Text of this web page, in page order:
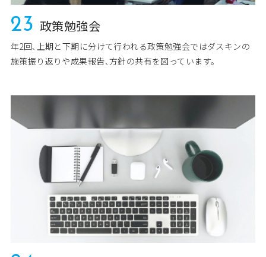
23 政策勉強会
年2回､上期と下期に分けて行われる政策勉強会ではダスキンの
施策振り返りや成果報告､方針の共有を図っています。